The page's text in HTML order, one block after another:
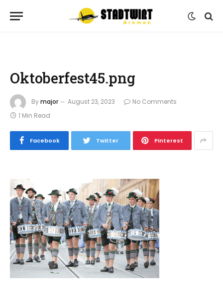
Oktoberfest45.png
Bymajor August 23, 2023
No Comments
1 Min Read
Facebook Twitter Pinterest